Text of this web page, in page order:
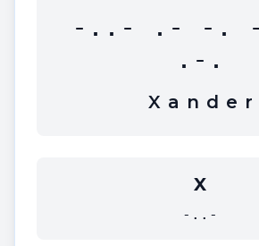
-..- .- -.
.-.
X a n d e r
X
-..-